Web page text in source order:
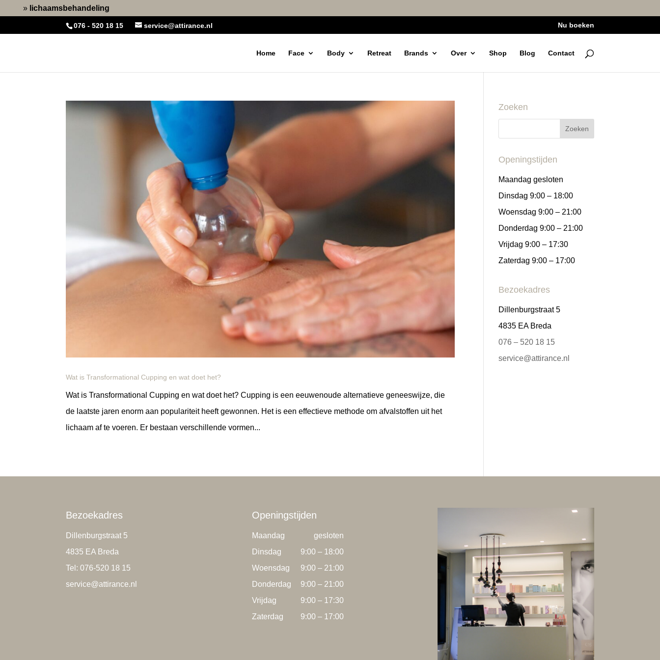
» lichaamsbehandeling
076 - 520 18 15 service@attirance.nl Nu boeken
Home Face Body Retreat Brands Over Shop Blog Contact
Wat is Transformational Cupping en wat doet het?
Wat is Transformational Cupping en wat doet het? Cupping is een eeuwenoude alternatieve geneeswijze, die
de laatste jaren enorm aan populariteit heeft gewonnen. Het is een effectieve methode om afvalstoffen uit het
lichaam af te voeren. Er bestaan verschillende vormen...
Zoeken
Openingstijden
Maandag gesloten
Dinsdag 9:00 – 18:00
Woensdag 9:00 – 21:00
Donderdag 9:00 – 21:00
Vrijdag 9:00 – 17:30
Zaterdag 9:00 – 17:00
Bezoekadres
Dillenburgstraat 5
4835 EA Breda
076 – 520 18 15
service@attirance.nl
Bezoekadres
Dillenburgstraat 5
4835 EA Breda
Tel: 076-520 18 15
service@attirance.nl
Openingstijden
Maandag
gesloten
Dinsdag
9:00 – 18:00
Woensdag
9:00 – 21:00
Donderdag
9:00 – 21:00
Vrijdag
9:00 – 17:30
Zaterdag
9:00 – 17:00